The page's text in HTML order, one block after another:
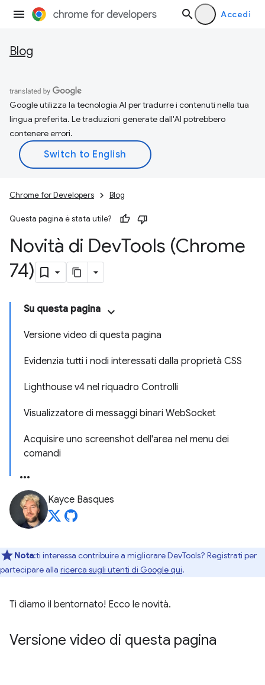
Accedi
Blog
Google utilizza la tecnologia AI per tradurre i contenuti nella tua
lingua preferita. Le traduzioni generate dall'AI potrebbero
contenere errori.
Chrome for Developers Blog
Questa pagina è stata utile?
Novità di DevTools (Chrome
74)
Su questa pagina
Versione video di questa pagina
Evidenzia tutti i nodi interessati dalla proprietà CSS
Lighthouse v4 nel riquadro Controlli
Visualizzatore di messaggi binari WebSocket
Acquisire uno screenshot dell'area nel menu dei
comandi
Kayce Basques
Nota:ti interessa contribuire a migliorare DevTools? Registrati per
partecipare alla ricerca sugli utenti di Google qui.
Ti diamo il bentornato! Ecco le novità.
Versione video di questa pagina